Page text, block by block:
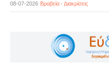
08-07-2026 Βραβεία - Διακρίσεις